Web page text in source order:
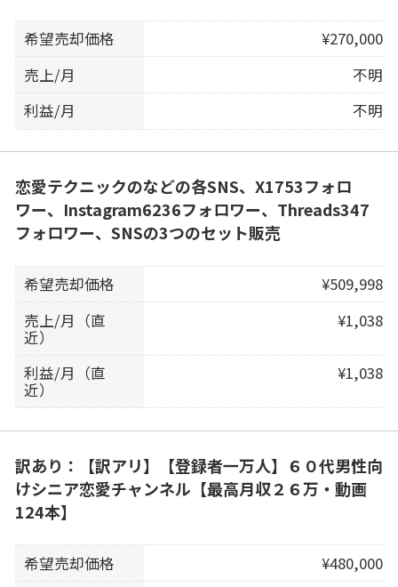
希望売却価格
¥270,000
売上/月
不明
利益/月
不明
恋愛テクニックのなどの各SNS、X1753フォロ
ワー、Instagram6236フォロワー、Threads347
フォロワー、SNSの3つのセット販売
希望売却価格
¥509,998
売上/月（直
近）
¥1,038
利益/月（直
近）
¥1,038
訳あり：【訳アリ】【登録者一万人】６０代男性向
けシニア恋愛チャンネル【最高月収２６万・動画
124本】
希望売却価格
¥480,000